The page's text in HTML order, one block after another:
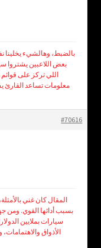
بالضبط، وهالشيء يخلينا
بعض اللاعبين يشتروا
معلومات تساعد القارئ
#70616
المقال كان غني
سيارات بملايين
الأذواق